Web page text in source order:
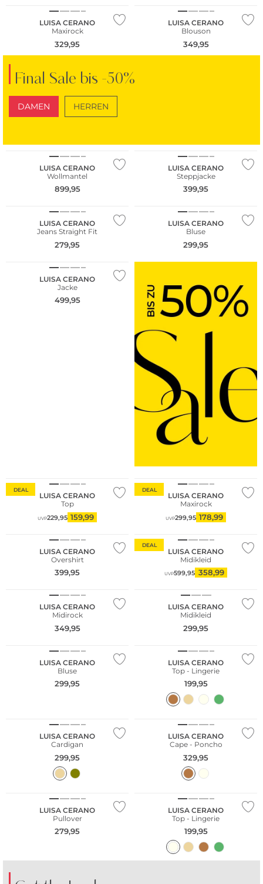
LUISA CERANO
Maxirock
329,95
LUISA CERANO
Blouson
349,95
Final Sale bis -50%
DAMEN HERREN
LUISA CERANO
Wollmantel
899,95
LUISA CERANO
Steppjacke
399,95
LUISA CERANO
Jeans Straight Fit
279,95
LUISA CERANO
Bluse
299,95
LUISA CERANO
Jacke
499,95
DEAL
LUISA CERANO
Top
UVP229,95 159,99
DEAL
LUISA CERANO
Maxirock
UVP299,95 178,99
LUISA CERANO
Overshirt
399,95
DEAL
LUISA CERANO
Midikleid
UVP599,95 358,99
LUISA CERANO
Midirock
349,95
LUISA CERANO
Midikleid
299,95
LUISA CERANO
Bluse
299,95
LUISA CERANO
Top - Lingerie
199,95
LUISA CERANO
Cardigan
299,95
LUISA CERANO
Cape - Poncho
329,95
LUISA CERANO
Pullover
279,95
LUISA CERANO
Top - Lingerie
199,95